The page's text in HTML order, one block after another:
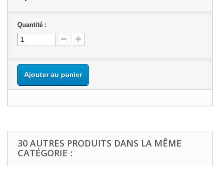
Quantité :
Ajouter au panier
30 AUTRES PRODUITS DANS LA MÊME
CATÉGORIE :